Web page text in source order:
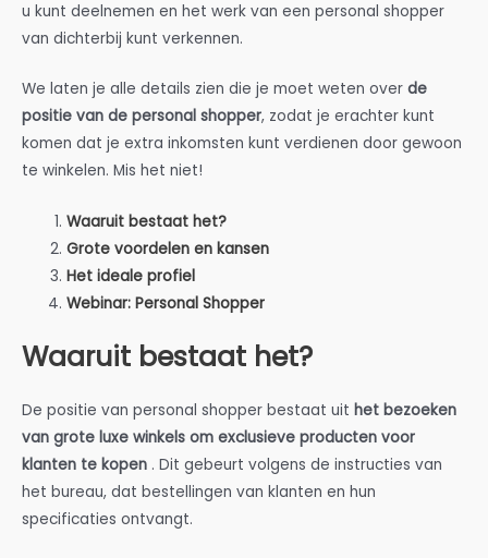
u kunt deelnemen en het werk van een personal shopper
van dichterbij kunt verkennen.
We laten je alle details zien die je moet weten over de
positie van de personal shopper, zodat je erachter kunt
komen dat je extra inkomsten kunt verdienen door gewoon
te winkelen. Mis het niet!
Waaruit bestaat het?
Grote voordelen en kansen
Het ideale profiel
Webinar: Personal Shopper
Waaruit bestaat het?
De positie van personal shopper bestaat uit het bezoeken
van grote luxe winkels om exclusieve producten voor
klanten te kopen . Dit gebeurt volgens de instructies van
het bureau, dat bestellingen van klanten en hun
specificaties ontvangt.